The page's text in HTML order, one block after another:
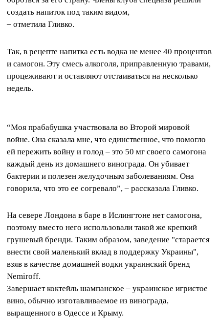
создать напиток под таким видом,
– отметила Гливко.
Так, в рецепте напитка есть водка не менее 40 процентов
и самогон. Эту смесь алкоголя, приправленную травами,
процеживают и оставляют отстаиваться на несколько
недель.
“Моя прабабушка участвовала во Второй мировой
войне. Она сказала мне, что единственное, что помогло
ей пережить войну и голод – это 50 мг своего самогона
каждый день из домашнего винограда. Он убивает
бактерии и полезен желудочным заболеваниям. Она
говорила, что это ее согревало”, – рассказала Гливко.
На севере Лондона в баре в Ислингтоне нет самогона,
поэтому вместо него использовали такой же крепкий
грушевый бренди. Таким образом, заведение "старается
внести свой маленький вклад в поддержку Украины",
взяв в качестве домашней водки украинский бренд
Nemiroff.
Завершает коктейль шампанское – украинское игристое
вино, обычно изготавливаемое из винограда,
выращенного в Одессе и Крыму.